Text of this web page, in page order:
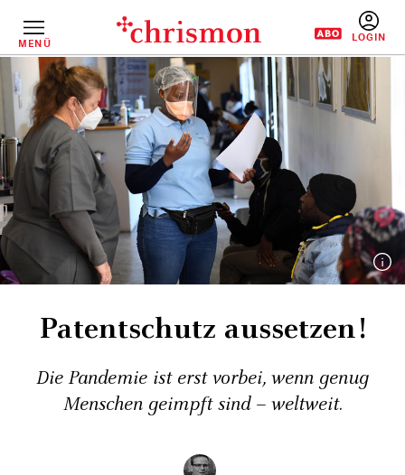
InhaltMENÜ
Patentschutz aussetzen!
Die Pandemie ist erst vorbei, wenn genug
Menschen geimpft sind – weltweit.